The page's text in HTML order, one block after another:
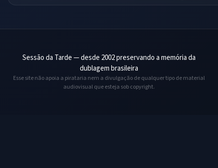
Sessão da Tarde — desde 2002 preservando a memória da
dublagem brasileira
Esse site não apoia a pirataria nem a divulgação de qualquer tipo de material
audiovisual que esteja sob copyright.